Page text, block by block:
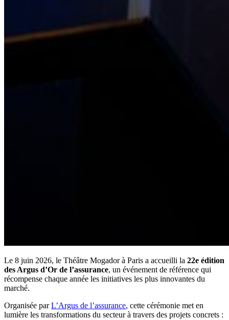
Le 8 juin 2026, le Théâtre Mogador à Paris a accueilli la 22e édition
des Argus d’Or de l’assurance, un événement de référence qui
récompense chaque année les initiatives les plus innovantes du
marché.
Organisée parL’Argus de l’assurance, cette cérémonie met en
lumière les transformations du secteur à travers des projets concrets :